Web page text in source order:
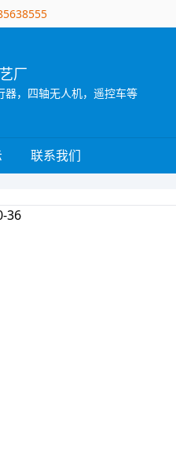
厂
，四轴无人机，遥控车等
联系我们